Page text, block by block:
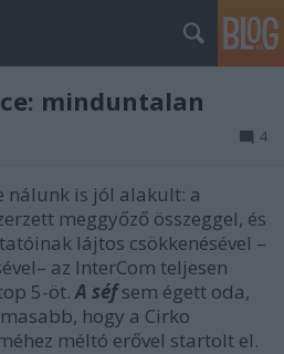
minduntalan
4
nálunk is jól alakult: a
meggyőző összeggel, és
lájtos csökkenésével –
az InterCom teljesen
5-öt.A séfsem égett oda,
hogy a Cirko
méltó erővel startolt el.